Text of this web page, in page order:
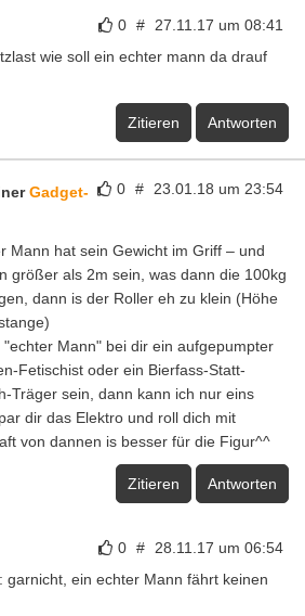
0 # 27.11.17 um 08:41
wie soll ein echter mann da drauf
Zitieren Antworten
0 # 23.01.18 um 23:54
Gadget-
Mann hat sein Gewicht im Griff – und
größer als 2m sein, was dann die 100kg
dann is der Roller eh zu klein (Höhe
"echter Mann" bei dir ein aufgepumpter
Fetischist oder ein Bierfass-Statt-
Träger sein, dann kann ich nur eins
dir das Elektro und roll dich mit
von dannen is besser für die Figur^^
Zitieren Antworten
0 # 28.11.17 um 06:54
garnicht, ein echter Mann fährt keinen